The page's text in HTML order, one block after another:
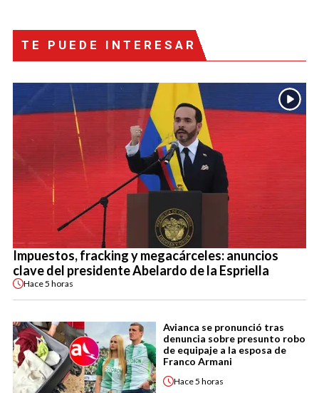
TE PUEDE INTERESAR
Impuestos, fracking y megacárceles: anuncios
clave del presidente Abelardo de la Espriella
Hace5 horas
Avianca se pronunció tras
denuncia sobre presunto robo
de equipaje a la esposa de
Franco Armani
Hace5 horas